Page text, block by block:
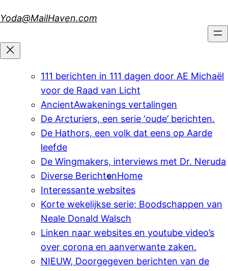
to
Yoda@MailHaven.com
111 berichten in 111 dagen door AE Michaël
voor de Raad van Licht
AncientAwakenings vertalingen
De Arcturiers, een serie ‘oude’ berichten.
De Hathors, een volk dat eens op Aarde
leefde
De Wingmakers, interviews met Dr. Neruda
Diverse BerichtenHome
Interessante websites
Korte wekelijkse serie; Boodschappen van
Neale Donald Walsch
Linken naar websites en youtube video’s
over corona en aanverwante zaken.
NIEUW, Doorgegeven berichten van de